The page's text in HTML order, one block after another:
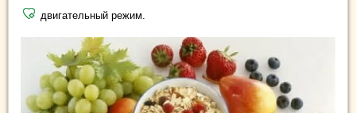
двигательный режим.